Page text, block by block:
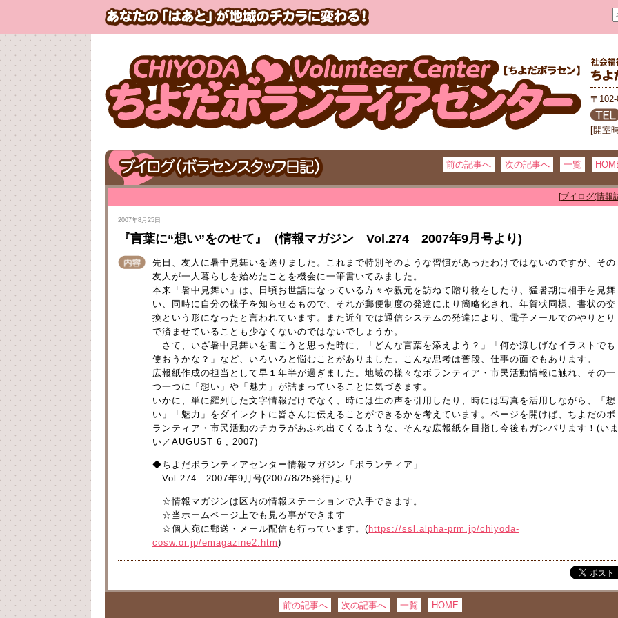
〒
[開室
前の記事へ 次の記事へ 一覧
[ブイログ(情報
2007年8月25日
『言葉に“想い”をのせて』（情報マガジン Vol.274 2007年9月号より)
先日、友人に暑中見舞いを送りました。これまで特別そのような習慣があったわけではないのですが、その
友人が一人暮らしを始めたことを機会に一筆書いてみました。
本来「暑中見舞い」は、日頃お世話になっている方々や親元を訪ねて贈り物をしたり、猛暑期に相手を見舞
い、同時に自分の様子を知らせるもので、それが郵便制度の発達により簡略化され、年賀状同様、書状の交
換という形になったと言われています。また近年では通信システムの発達により、電子メールでのやりとり
で済ませていることも少なくないのではないでしょうか。
さて、いざ暑中見舞いを書こうと思った時に、「どんな言葉を添えよう？」「何か涼しげなイラストでも
使おうかな？」など、いろいろと悩むことがありました。こんな思考は普段、仕事の面でもあります。
広報紙作成の担当として早１年半が過ぎました。地域の様々なボランティア・市民活動情報に触れ、その一
つ一つに「想い」や「魅力」が詰まっていることに気づきます。
いかに、単に羅列した文字情報だけでなく、時には生の声を引用したり、時には写真を活用しながら、「想
い」「魅力」をダイレクトに皆さんに伝えることができるかを考えています。ページを開けば、ちよだのボ
ランティア・市民活動のチカラがあふれ出てくるような、そんな広報紙を目指し今後もガンバリます！(い
い／AUGUST 6 , 2007)
◆ちよだボランティアセンター情報マガジン「ボランティア」
Vol.274 2007年9月号(2007/8/25発行)より
☆情報マガジンは区内の情報ステーションで入手できます。
☆当ホームページ上でも見る事ができます
☆個人宛に郵送・メール配信も行っています。( https://ssl.alpha-prm.jp/chiyoda-
cosw.or.jp/emagazine2.htm)
前の記事へ 次の記事へ 一覧 HOME